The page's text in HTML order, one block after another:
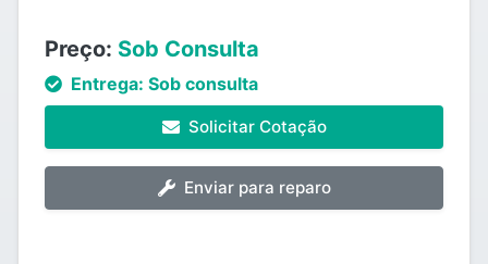
Preço: Sob Consulta
Entrega: Sob consulta
Solicitar Cotação
Enviar para reparo